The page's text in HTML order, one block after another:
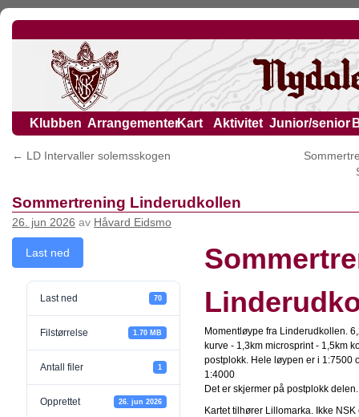
Klubben ArrangementerKart Aktivitet Junior/senior
← LD Intervaller solemsskogen
Sommertrening Linderudkollen
26. jun 2026 av Håvard Eidsmo
Last ned
Last ned 70
Filstørrelse 1.70 MB
Antall filer 1
Opprettet 26. jun 2026
Momentløype fra Linderudkollen.
kurve - 1,3km microsprint - 1,5km
postplokk. Hele løypen er i 1:7500
1:4000
Det er skjermer på postplokk delen.
Kartet tilhører Lillomarka. Ikke NSK